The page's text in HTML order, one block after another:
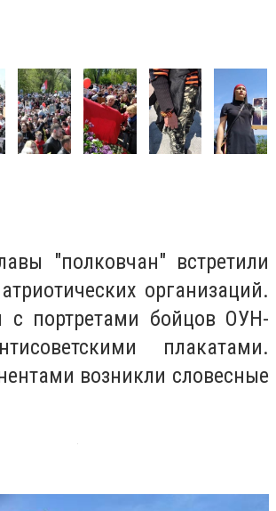
"полковчан" встретили
организаций.
портретами бойцов ОУН-
плакатами.
возникли словесные